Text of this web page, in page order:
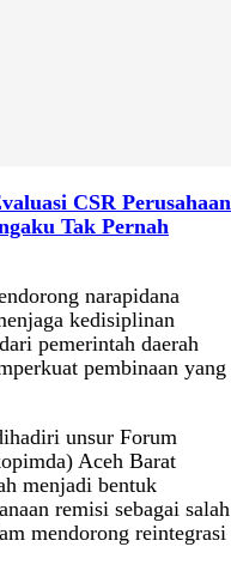
CSR Perusahaan
Tak Pernah
narapidana
kedisiplinan
pemerintah daerah
pembinaan yang
unsur Forum
Aceh Barat
menjadi bentuk
remisi sebagai salah
mendorong reintegrasi